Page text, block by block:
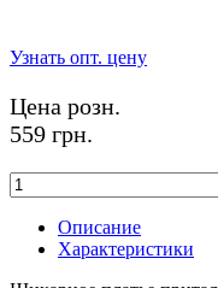
Узнать опт. цену
Цена розн.
559 грн.
Описание
Характеристики